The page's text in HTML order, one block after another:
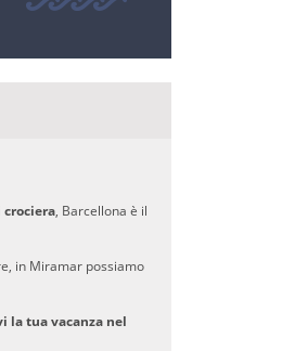
, Barcellona è il
in Miramar possiamo
la tua vacanza nel